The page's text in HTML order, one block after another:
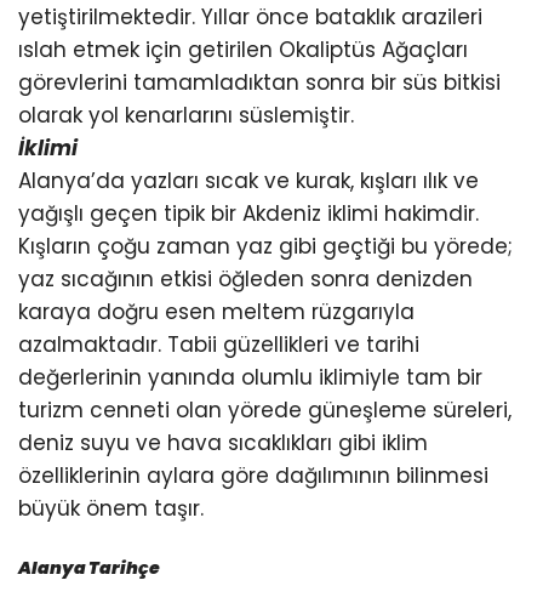
yetiştirilmektedir. Yıllar önce bataklık arazileri
ıslah etmek için getirilen Okaliptüs Ağaçları
görevlerini tamamladıktan sonra bir süs bitkisi
olarak yol kenarlarını süslemiştir.
İklimi
Alanya’da yazları sıcak ve kurak, kışları ılık ve
yağışlı geçen tipik bir Akdeniz iklimi hakimdir.
Kışların çoğu zaman yaz gibi geçtiği bu yörede;
yaz sıcağının etkisi öğleden sonra denizden
karaya doğru esen meltem rüzgarıyla
azalmaktadır. Tabii güzellikleri ve tarihi
değerlerinin yanında olumlu iklimiyle tam bir
turizm cenneti olan yörede güneşleme süreleri,
deniz suyu ve hava sıcaklıkları gibi iklim
özelliklerinin aylara göre dağılımının bilinmesi
büyük önem taşır.
Alanya Tarihçe